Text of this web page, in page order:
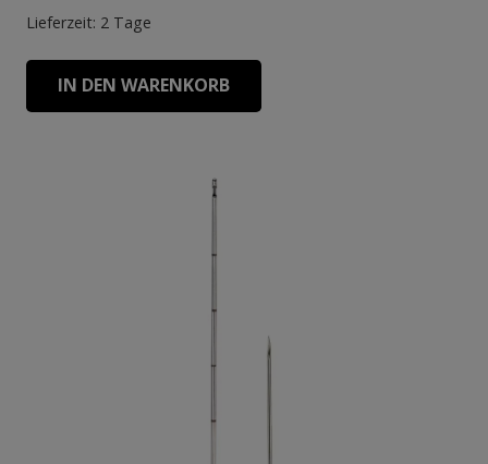
Lieferzeit: 2 Tage
IN DEN WARENKORB